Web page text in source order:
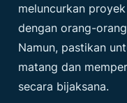
meluncurkan
dengan orang-
Namun, pastikan
matang dan
secara bijaksana.